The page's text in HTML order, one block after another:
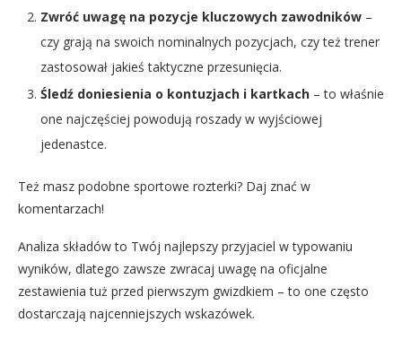
Zwróć uwagę na pozycje kluczowych zawodników –
czy grają na swoich nominalnych pozycjach, czy też trener
zastosował jakieś taktyczne przesunięcia.
Śledź doniesienia o kontuzjach i kartkach – to właśnie
one najczęściej powodują roszady w wyjściowej
jedenastce.
Też masz podobne sportowe rozterki? Daj znać w
komentarzach!
Analiza składów to Twój najlepszy przyjaciel w typowaniu
wyników, dlatego zawsze zwracaj uwagę na oficjalne
zestawienia tuż przed pierwszym gwizdkiem – to one często
dostarczają najcenniejszych wskazówek.